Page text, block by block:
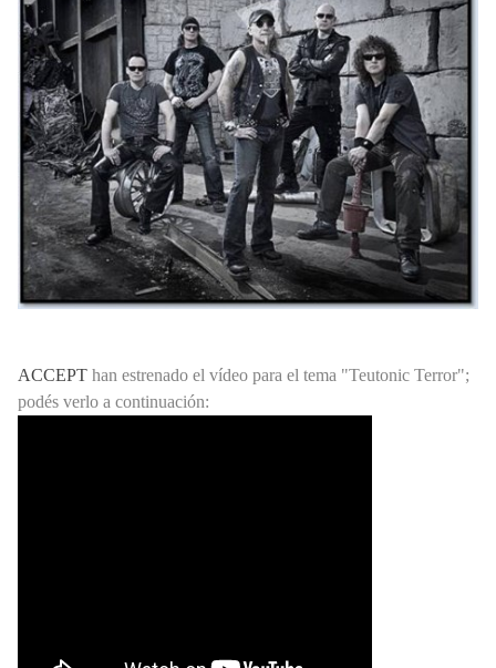
ACCEPT han estrenado el vídeo para el tema "Teutonic Terror";
podés verlo a continuación: